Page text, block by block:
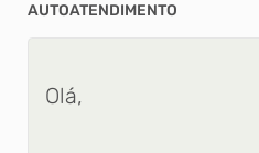
AUTOATENDIMENTO
Olá,